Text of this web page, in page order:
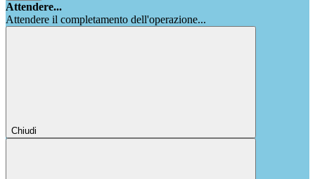
Attendere...
Attendere il completamento dell'operazione...
Chiudi